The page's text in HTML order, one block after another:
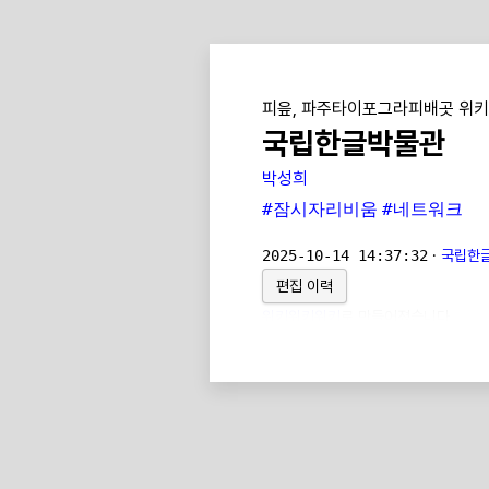
피읖, 파주타이포그라피배곳 위키
국립한글박물관
박성희
#잠시자리비움 #네트워크
2025-10-14 14:37:32 · 국립한
편집 이력